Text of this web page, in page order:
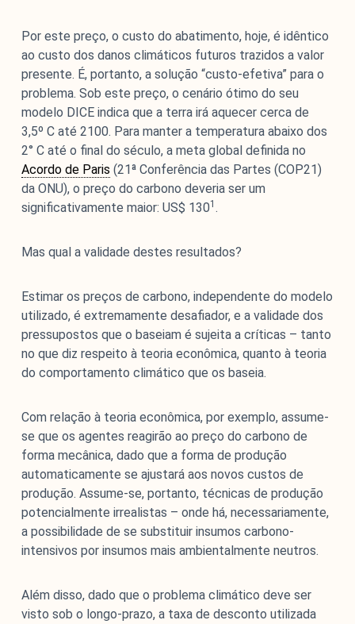
Por este preço, o custo do abatimento, hoje, é idêntico
ao custo dos danos climáticos futuros trazidos a valor
presente. É, portanto, a solução “custo-efetiva” para o
problema. Sob este preço, o cenário ótimo do seu
modelo DICE indica que a terra irá aquecer cerca de
3,5º C até 2100. Para manter a temperatura abaixo dos
2° C até o final do século, a meta global definida no
Acordo de Paris (21ª Conferência das Partes (COP21)
da ONU), o preço do carbono deveria ser um
significativamente maior: US$ 1301 .
Mas qual a validade destes resultados?
Estimar os preços de carbono, independente do modelo
utilizado, é extremamente desafiador, e a validade dos
pressupostos que o baseiam é sujeita a críticas – tanto
no que diz respeito à teoria econômica, quanto à teoria
do comportamento climático que os baseia.
Com relação à teoria econômica, por exemplo, assume-
se que os agentes reagirão ao preço do carbono de
forma mecânica, dado que a forma de produção
automaticamente se ajustará aos novos custos de
produção. Assume-se, portanto, técnicas de produção
potencialmente irrealistas – onde há, necessariamente,
a possibilidade de se substituir insumos carbono-
intensivos por insumos mais ambientalmente neutros.
Além disso, dado que o problema climático deve ser
visto sob o longo-prazo, a taxa de desconto utilizada